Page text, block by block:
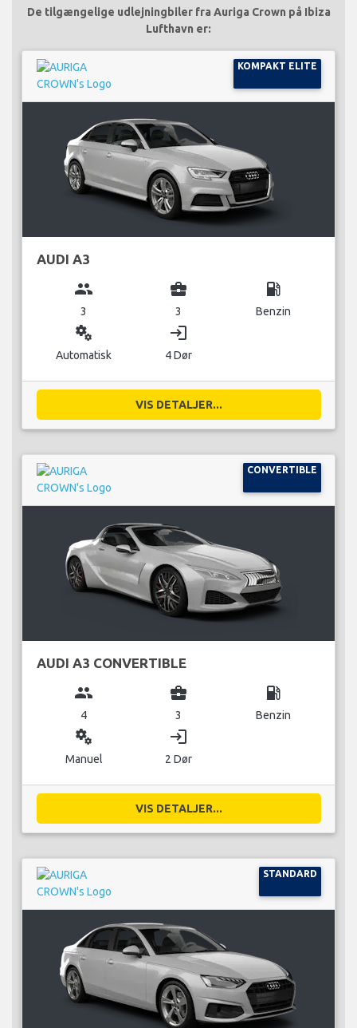
De tilgængelige udlejningbiler fra Auriga Crown på Ibiza
Lufthavn er:
KOMPAKT ELITE
AUDI A3
group
3
business_center
3
local_gas_station
Benzin
miscellaneous_services
Automatisk
login
4 Dør
VIS DETALJER...
CONVERTIBLE
AUDI A3 CONVERTIBLE
group
4
business_center
3
local_gas_station
Benzin
miscellaneous_services
Manuel
login
2 Dør
VIS DETALJER...
STANDARD